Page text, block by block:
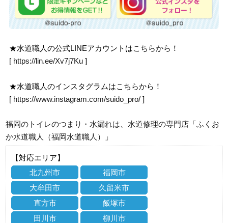
★水道職人の公式LINEアカウントはこちらから！
[ https://lin.ee/Xv7j7Ku ]
★水道職人のインスタグラムはこちらから！
[ https://www.instagram.com/suido_pro/ ]
福岡のトイレのつまり・水漏れは、水道修理の専門店「ふくお
か水道職人（福岡水道職人）」
【対応エリア】
北九州市
福岡市
大牟田市
久留米市
直方市
飯塚市
田川市
柳川市